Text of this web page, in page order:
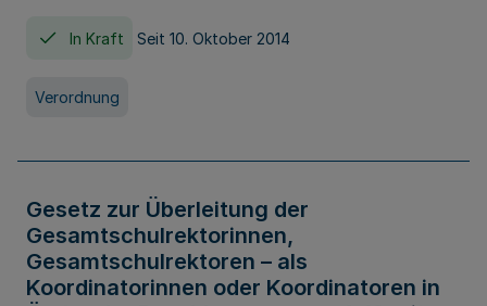
In Kraft Seit 10. Oktober 2014
Verordnung
Gesetz zur Überleitung der
Gesamtschulrektorinnen,
Gesamtschulrektoren – als
Koordinatorinnen oder Koordinatoren in